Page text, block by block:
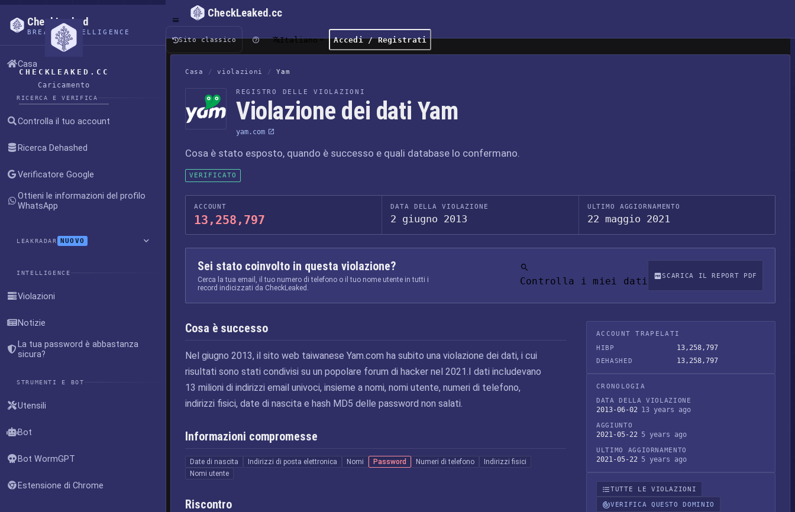
CHECKLEAKED.CC
Caricamento
CheckLeaked
BREACH INTELLIGENCE
Casa
RICERCA E VERIFICA
Controlla il tuo account
Ricerca Dehashed
Verificatore Google
Ottieni le informazioni del profilo
WhatsApp
LEAKRADAR NUOVO
INTELLIGENCE
Violazioni
Notizie
La tua password è abbastanza
sicura?
STRUMENTI E BOT
Utensili
Bot
Bot WormGPT
Estensione di Chrome
CheckLeaked.cc
Sito classico Italiano Accedi / Registrati
Casa / violazioni / Yam
REGISTRO DELLE VIOLAZIONI
Violazione dei dati Yam
yam.com
Cosa è stato esposto, quando è successo e quali database lo confermano.
VERIFICATO
ACCOUNT
13,258,797
DATA DELLA VIOLAZIONE
2 giugno 2013
ULTIMO AGGIORNAMENTO
22 maggio 2021
Sei stato coinvolto in questa violazione?
Cerca la tua email, il tuo numero di telefono o il tuo nome utente in tutti i
record indicizzati da CheckLeaked.
Controlla i miei dati SCARICA IL REPORT PDF
Cosa è successo
Nel giugno 2013, il sito web taiwanese Yam.com ha subito una violazione dei dati, i cui
risultati sono stati condivisi su un popolare forum di hacker nel 2021.I dati includevano
13 milioni di indirizzi email univoci, insieme a nomi, nomi utente, numeri di telefono,
indirizzi fisici, date di nascita e hash MD5 delle password non salati.
Informazioni compromesse
Date di nascita Indirizzi di posta elettronica Nomi Password Numeri di telefono
Indirizzi fisici
Nomi utente
Riscontro
ACCOUNT TRAPELATI
HIBP
13,258,797
DEHASHED 13,258,797
CRONOLOGIA
DATA DELLA VIOLAZIONE
2013-06-02 13 years ago
AGGIUNTO
2021-05-22 5 years ago
ULTIMO AGGIORNAMENTO
2021-05-22 5 years ago
TUTTE LE VIOLAZIONI
VERIFICA QUESTO DOMINIO